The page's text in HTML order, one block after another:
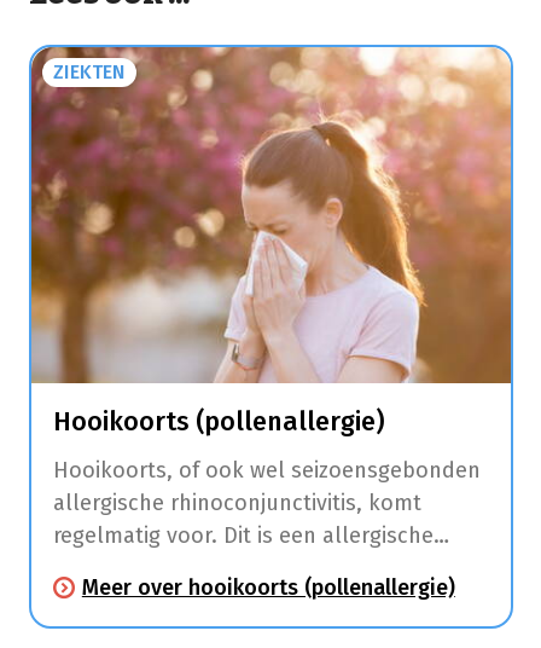
ZIEKTEN
Hooikoorts (pollenallergie)
Hooikoorts, of ook wel seizoensgebonden
allergische rhinoconjunctivitis, komt
regelmatig voor. Dit is een allergische
slijmvliezen van de neus (niezen,
neusloop, jeuk, neusverstopping) en ogen
Meer over hooikoorts (pollenallergie)